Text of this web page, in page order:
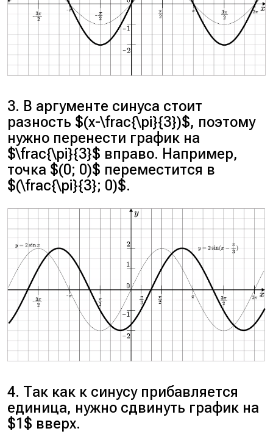
3. В аргументе синуса стоит
разность $(x-\frac{\pi}{3})$, поэтому
нужно перенести график на
$\frac{\pi}{3}$ вправо. Например,
точка $(0; 0)$ переместится в
$(\frac{\pi}{3}; 0)$.
4. Так как к синусу прибавляется
единица, нужно сдвинуть график на
$1$ вверх.